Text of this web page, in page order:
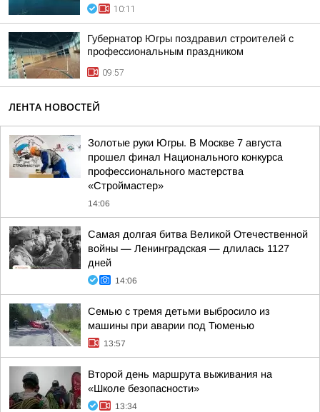
10:11
Губернатор Югры поздравил строителей с
профессиональным праздником
09:57
ЛЕНТА НОВОСТЕЙ
Золотые руки Югры. В Москве 7 августа
прошел финал Национального конкурса
профессионального мастерства
«Строймастер»
14:06
Самая долгая битва Великой Отечественной
войны — Ленинградская — длилась 1127
дней
14:06
Семью с тремя детьми выбросило из
машины при аварии под Тюменью
13:57
Второй день маршрута выживания на
«Школе безопасности»
13:34